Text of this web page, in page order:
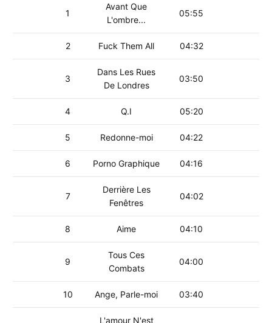
1
Avant Que
L'ombre...
05:55
2 Fuck Them All 04:32
3
Dans Les Rues
De Londres
03:50
4 Q.I 05:20
5 Redonne-moi 04:22
6 Porno Graphique 04:16
7
Derrière Les
Fenêtres
04:02
8 Aime 04:10
9
Tous Ces
Combats
04:00
10 Ange, Parle-moi 03:40
L'amour N'est